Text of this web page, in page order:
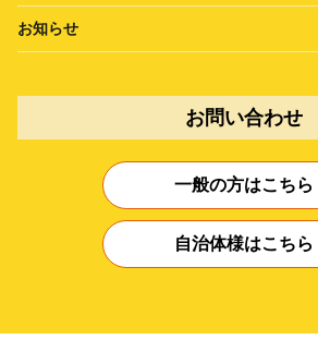
お知らせ
お問い合わせ
一般の方はこちら
自治体様はこちら